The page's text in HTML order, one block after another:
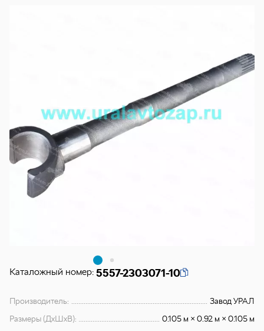
Каталожный номер: 5557-2303071-10
Производитель:
Завод УРАЛ
Размеры (ДхШхВ):
0.105 м × 0.92 м × 0.105 м